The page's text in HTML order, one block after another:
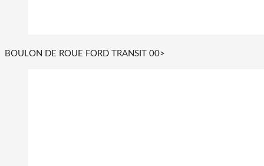
BOULON DE ROUE FORD TRANSIT 00>